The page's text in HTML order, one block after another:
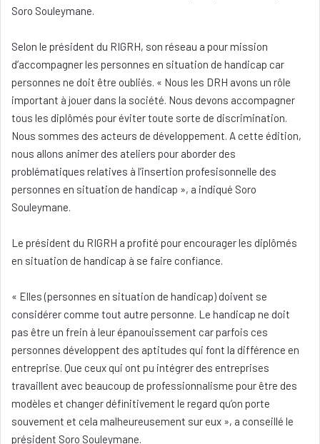
Soro Souleymane.
Selon le président du RIGRH, son réseau a pour mission
d’accompagner les personnes en situation de handicap car
personnes ne doit être oubliés. « Nous les DRH avons un rôle
important à jouer dans la société. Nous devons accompagner
tous les diplômés pour éviter toute sorte de discrimination.
Nous sommes des acteurs de développement. A cette édition,
nous allons animer des ateliers pour aborder des
problématiques relatives à l’insertion profesisonnelle des
personnes en situation de handicap », a indiqué Soro
Souleymane.
Le président du RIGRH a profité pour encourager les diplômés
en situation de handicap à se faire confiance.
« Elles (personnes en situation de handicap) doivent se
considérer comme tout autre personne. Le handicap ne doit
pas être un frein à leur épanouissement car parfois ces
personnes développent des aptitudes qui font la différence en
entreprise. Que ceux qui ont pu intégrer des entreprises
travaillent avec beaucoup de professionnalisme pour être des
modèles et changer définitivement le regard qu’on porte
souvement et cela malheureusement sur eux », a conseillé le
président Soro Souleymane.